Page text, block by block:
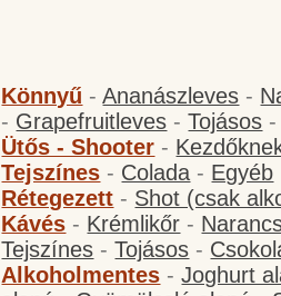
Könnyű -Ananászleves -
- Grapefruitleves -Tojásos
Ütős - Shooter -
Tejszínes - Colada - Egyéb
Rétegezett - Shot (csak
Kávés - Krémlikőr -
Tejszínes -Tojásos -
Alkoholmentes -Joghurt